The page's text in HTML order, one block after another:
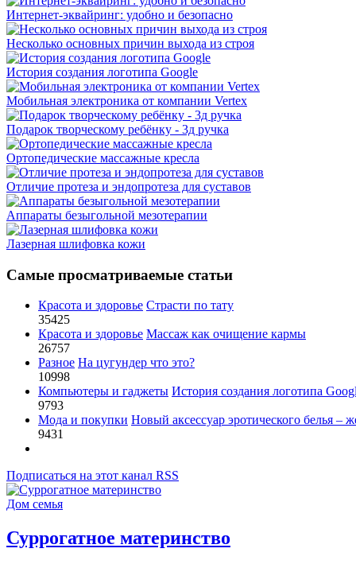
Интернет-эквайринг: удобно и безопасно
Несколько основных причин выхода из строя
История создания логотипа Google
Мобильная электроника от компании Vertex
Подарок творческому ребёнку - 3д ручка
Ортопедические массажные кресла
Отличие протеза и эндопротеза для суставов
Аппараты безыгольной мезотерапии
Лазерная шлифовка кожи
Самые просматриваемые статьи
Красота и здоровье Страсти по тату
35425
Красота и здоровье Массаж как очищение кармы
26757
Разное На цугундер что это?
10998
Компьютеры и гаджеты История создания логотипа
9793
Мода и покупки Новый аксессуар эротического белья –
9431
Подписаться на этот канал RSS
Дом семья
Суррогатное материнство